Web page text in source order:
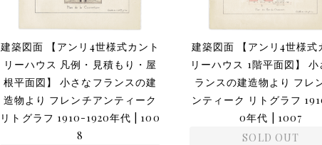
建築図面 【アンリ4世様式カント
リーハウス 凡例・見積もり・屋
根平面図】 小さなフランスの建
造物より フレンチアンティーク
リトグラフ 1910-1920年代 | 100
8
建築図面 【アンリ4世様式
リーハウス 1階平面図】 小
ランスの建造物より フレ
ンティーク リトグラフ
0年代 | 1007
SOLD OUT